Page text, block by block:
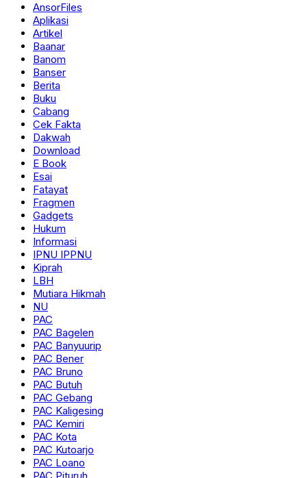
AnsorFiles
Aplikasi
Artikel
Baanar
Banom
Banser
Berita
Buku
Cabang
Cek Fakta
Dakwah
Download
E Book
Esai
Fatayat
Fragmen
Gadgets
Hukum
Informasi
IPNU IPPNU
Kiprah
LBH
Mutiara Hikmah
NU
PAC
PAC Bagelen
PAC Banyuurip
PAC Bener
PAC Bruno
PAC Butuh
PAC Gebang
PAC Kaligesing
PAC Kemiri
PAC Kota
PAC Kutoarjo
PAC Loano